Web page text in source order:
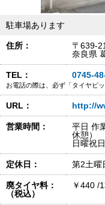
駐車場あります
住所：
〒639-
奈良県
TEL： 0745-
お電話の際は、必ず「タイヤピ
URL： http://
営業時間：
平日 作
休憩）
日曜祝
定休日： 第2土曜
廃タイヤ料：
（税込）
￥440 /